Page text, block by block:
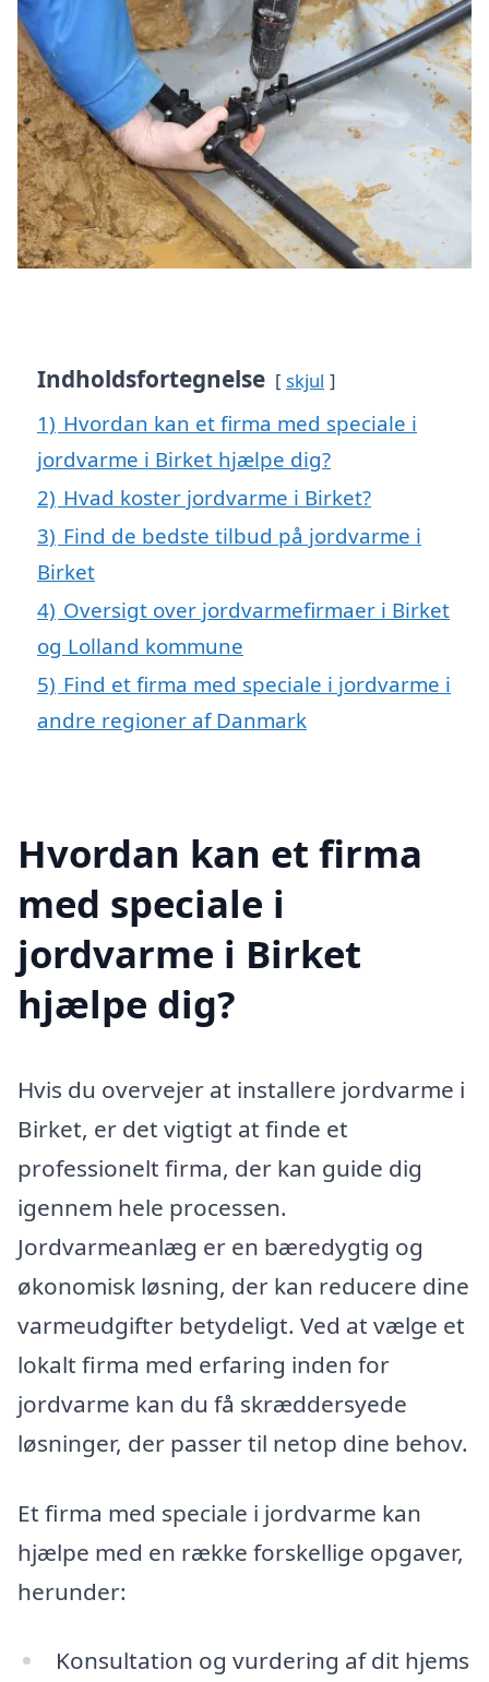
Indholdsfortegnelse skjul
1) Hvordan kan et firma med speciale i
jordvarme i Birket hjælpe dig?
2) Hvad koster jordvarme i Birket?
3) Find de bedste tilbud på jordvarme i
Birket
4) Oversigt over jordvarmefirmaer i Birket
og Lolland kommune
5) Find et firma med speciale i jordvarme i
andre regioner af Danmark
Hvordan kan et firma
med speciale i
jordvarme i Birket
hjælpe dig?
Hvis du overvejer at installere jordvarme i
Birket, er det vigtigt at finde et
professionelt firma, der kan guide dig
igennem hele processen.
Jordvarmeanlæg er en bæredygtig og
økonomisk løsning, der kan reducere dine
varmeudgifter betydeligt. Ved at vælge et
lokalt firma med erfaring inden for
jordvarme kan du få skræddersyede
løsninger, der passer til netop dine behov.
Et firma med speciale i jordvarme kan
hjælpe med en række forskellige opgaver,
herunder:
Konsultation og vurdering af dit hjems